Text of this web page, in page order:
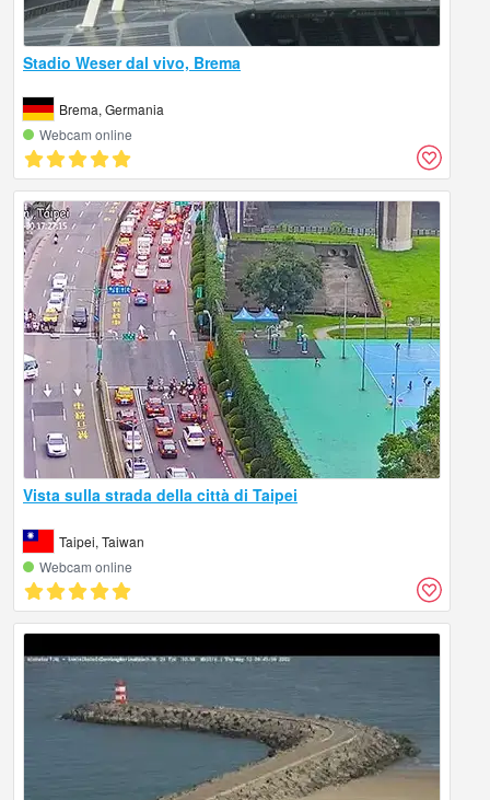
Stadio Weser dal vivo, Brema
Brema, Germania
Webcam online
Vista sulla strada della città di Taipei
Taipei, Taiwan
Webcam online